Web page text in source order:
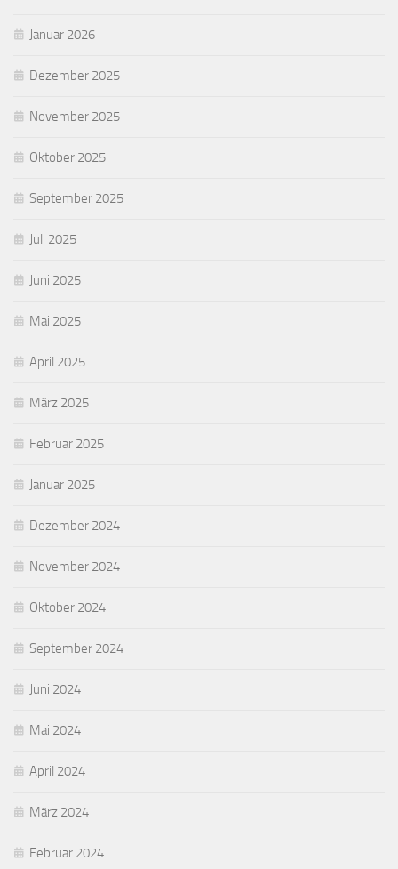
Januar 2026
Dezember 2025
November 2025
Oktober 2025
September 2025
Juli 2025
Juni 2025
Mai 2025
April 2025
März 2025
Februar 2025
Januar 2025
Dezember 2024
November 2024
Oktober 2024
September 2024
Juni 2024
Mai 2024
April 2024
März 2024
Februar 2024